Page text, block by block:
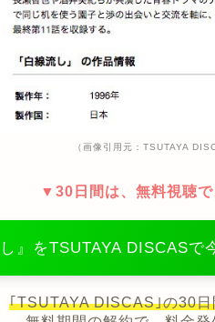
（画像引用元：TSUTAYA
▼30日間は、無料視聴
』をTSUTAYA DISCASで
｢TSUTAYA DISCAS｣の30